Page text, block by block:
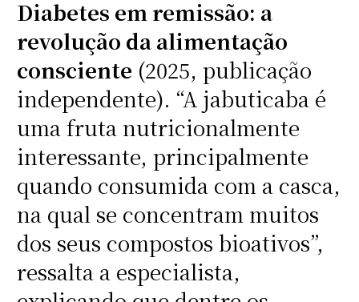
Diabetes em remissão: a
revolução da alimentação
consciente (2025, publicação
independente). “A jabuticaba é
uma fruta nutricionalmente
interessante, principalmente
quando consumida com a casca,
na qual se concentram muitos
dos seus compostos bioativos”,
ressalta a especialista,